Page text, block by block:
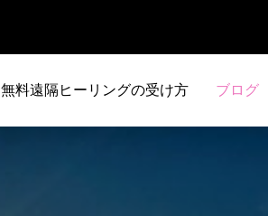
無料遠隔ヒーリングの受け方 ブログ